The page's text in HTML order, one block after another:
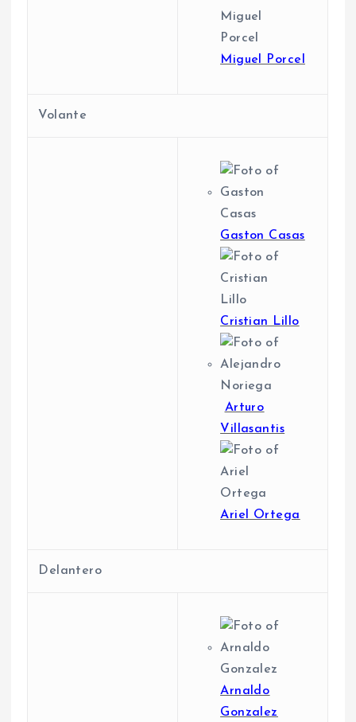
Miguel Porcel
Volante
Gaston Casas
Cristian Lillo
Arturo
Villasantis
Ariel Ortega
Delantero
Arnaldo
Gonzalez